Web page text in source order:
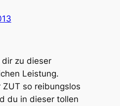
zu dieser
Leistung.
so reibungslos
du in dieser tollen